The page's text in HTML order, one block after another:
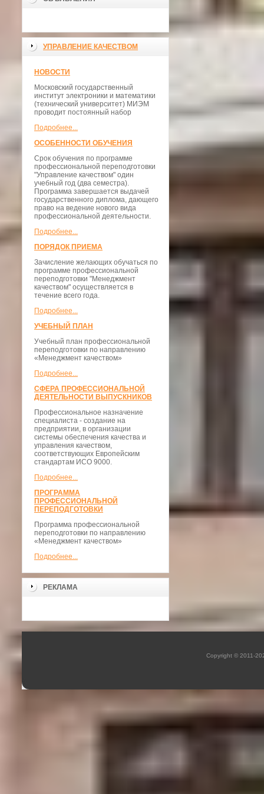
УПРАВЛЕНИЕ КАЧЕСТВОМ
НОВОСТИ
Московский государственный
институт электроники и математики
(технический университет) МИЭМ
проводит постоянный набор
Подробнее...
ОСОБЕННОСТИ ОБУЧЕНИЯ
Срок обучения по программе
профессиональной переподготовки
"Управление качеством" один
учебный год (два семестра).
Программа завершается выдачей
государственного диплома, дающего
право на ведение нового вида
профессиональной деятельности.
Подробнее...
ПОРЯДОК ПРИЕМА
Зачисление желающих обучаться по
программе профессиональной
переподготовки "Менеджмент
качеством" осуществляется в
течение всего года.
Подробнее...
УЧЕБНЫЙ ПЛАН
Учебный план профессиональной
переподготовки по направлению
«Менеджмент качеством»
Подробнее...
СФЕРА ПРОФЕССИОНАЛЬНОЙ
ДЕЯТЕЛЬНОСТИ ВЫПУСКНИКОВ
Профессиональное назначение
специалиста - создание на
предприятии, в организации
системы обеспечения качества и
управления качеством,
соответствующих Европейским
стандартам ИСО 9000.
Подробнее...
ПРОГРАММА
ПРОФЕССИОНАЛЬНОЙ
ПЕРЕПОДГОТОВКИ
Программа профессиональной
переподготовки по направлению
«Менеджмент качеством»
Подробнее...
РЕКЛАМА
Copyright © 2011-